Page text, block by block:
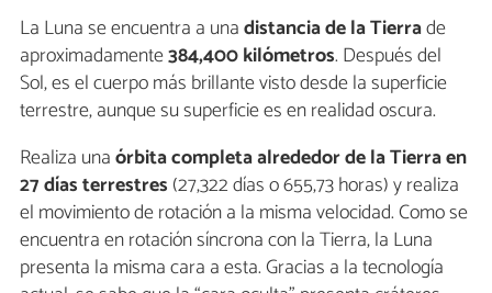
La Luna se encuentra a unadistancia de la Tierrade
aproximadamente384,400 kilómetros. Después del
Sol, es el cuerpo más brillante visto desde la superficie
terrestre, aunque su superficie es en realidad oscura.
Realiza unaórbita completa alrededor de la Tierra en
27 días terrestres (27,322 días o 655,73 horas) y realiza
el movimiento de rotación a la misma velocidad. Como se
encuentra en rotación síncrona con la Tierra, la Luna
presenta la misma cara a esta. Gracias a la tecnología